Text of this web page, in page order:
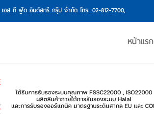
เอส ที ฟู้ด อินดัสทรี กรุ๊ป จำกัด โทร. 02-812-7700,
หน้าแรก